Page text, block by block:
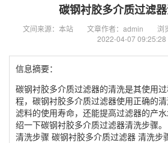
碳钢衬胶多介质过滤
文间来源：本站 文章作者：admin 浏
2022-04-07 09:25:28
信息摘要：
碳钢衬胶多介质过滤器的清洗是其使用
程，碳钢衬胶多介质过滤器使用正确的
滤料的使用寿命，还能提高过滤器的产
绍一下碳钢衬胶多介质过滤器清洗步骤
清洗步骤 碳钢衬胶多介质过滤器 清洗步